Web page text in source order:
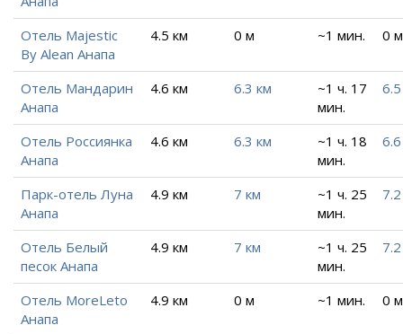
Отель Majestic
By Alean Анапа
4.5 км 0 м ~1 мин. 0 м
Отель Мандарин
Анапа
4.6 км 6.3 км
~1 ч. 17
мин.
Отель Россиянка
Анапа
4.6 км 6.3 км
~1 ч. 18
мин.
Парк-отель Луна
Анапа
4.9 км 7 км
~1 ч. 25
мин.
Отель Белый
песок Анапа
4.9 км 7 км
~1 ч. 25
мин.
Отель MoreLeto
Анапа
4.9 км 0 м ~1 мин. 0 м